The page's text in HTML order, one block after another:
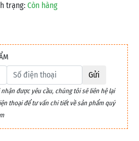
trạng: Còn hàng
Gửi
nhận được yêu cầu, chúng tôi sẽ liên hệ lại
thoại để tư vấn chi tiết về sản phẩm quý